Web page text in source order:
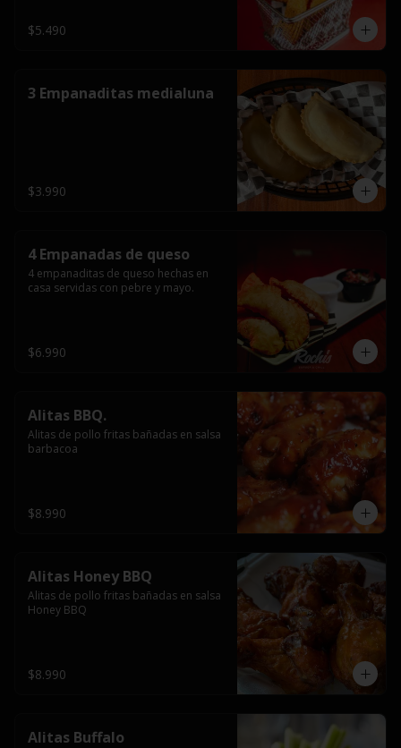
$5.490
3 Empanaditas medialuna
$3.990
4 Empanadas de queso
4 empanaditas de queso hechas en
casa servidas con pebre y mayo.
$6.990
Alitas BBQ.
Alitas de pollo fritas bañadas en salsa
barbacoa
$8.990
Alitas Honey BBQ
Alitas de pollo fritas bañadas en salsa
Honey BBQ
$8.990
Alitas Buffalo